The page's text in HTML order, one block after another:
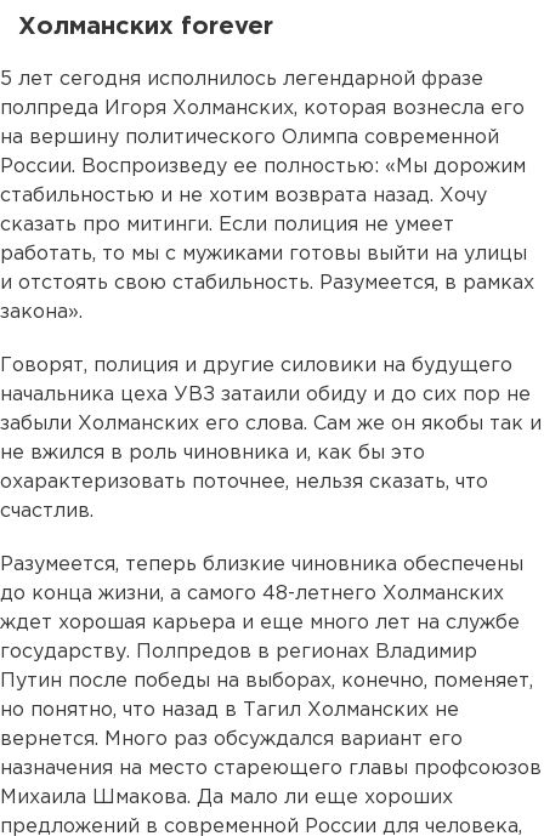
Холманских forever
5 лет сегодня исполнилось легендарной фразе
полпреда Игоря Холманских, которая вознесла его
на вершину политического Олимпа современной
России. Воспроизведу ее полностью: «Мы дорожим
стабильностью и не хотим возврата назад. Хочу
сказать про митинги. Если полиция не умеет
работать, то мы с мужиками готовы выйти на улицы
и отстоять свою стабильность. Разумеется, в рамках
закона».
Говорят, полиция и другие силовики на будущего
начальника цеха УВЗ затаили обиду и до сих пор не
забыли Холманских его слова. Сам же он якобы так и
не вжился в роль чиновника и, как бы это
охарактеризовать поточнее, нельзя сказать, что
счастлив.
Разумеется, теперь близкие чиновника обеспечены
до конца жизни, а самого 48-летнего Холманских
ждет хорошая карьера и еще много лет на службе
государству. Полпредов в регионах Владимир
Путин после победы на выборах, конечно, поменяет,
но понятно, что назад в Тагил Холманских не
вернется. Много раз обсуждался вариант его
назначения на место стареющего главы профсоюзов
Михаила Шмакова. Да мало ли еще хороших
предложений в современной России для человека,